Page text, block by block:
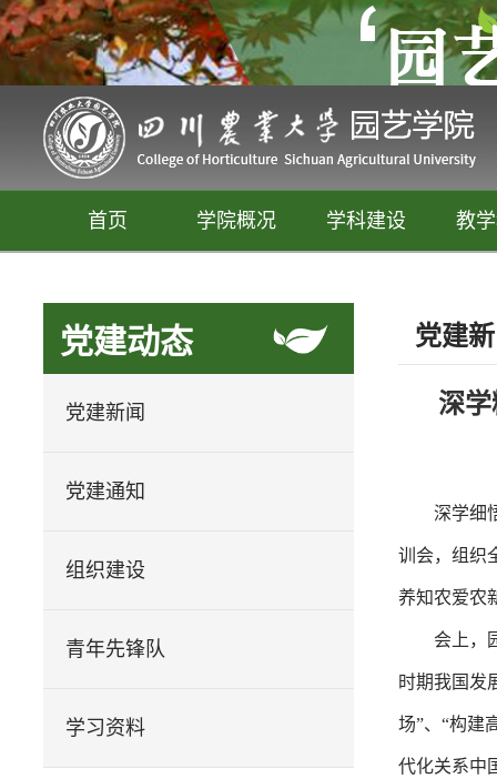
释放你的生活创意
首页 学院概况 学科建设 教
党建动态
党建新闻
党建通知
组织建设
青年先锋队
学习资料
党建
深
深学细
训会，组织
养知农爱农
会上，
时期我国发
场”、“构建
代化关系中